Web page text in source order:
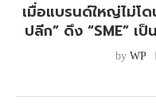
เมื่อแบรนด์ใหญ่ไม่โด
ปลีก” ดึง “SME” เป็
by WP